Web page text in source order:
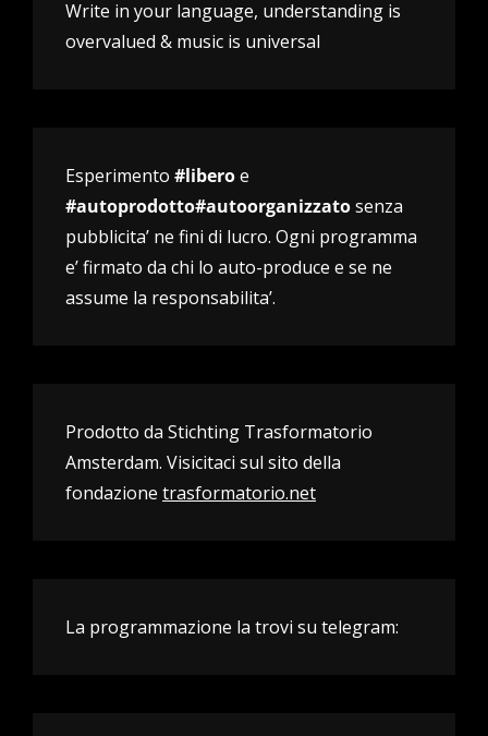
Write in your language, understanding is
overvalued & music is universal
Esperimento #liberoe
#autoprodotto#autoorganizzatosenza
pubblicita’ ne fini di lucro. Ogni programma
e’ firmato da chi lo auto-produce e se ne
assume la responsabilita’.
Prodotto da Stichting Trasformatorio
Amsterdam. Visicitaci sul sito della
fondazione trasformatorio.net
La programmazione la trovi su telegram: